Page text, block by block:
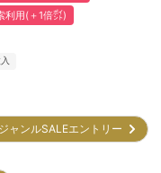
利用(＋1倍㌽)
ジャンルSALEエントリー